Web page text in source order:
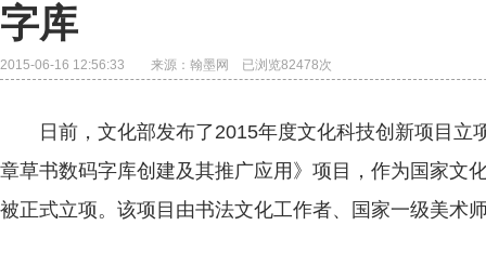
字库
2015-06-16 12:56:33 来源：翰墨网 已浏览82478次
日前，文化部发布了2015年度文化科技创新项目立
章草书数码字库创建及其推广应用》项目，作为国家文
被正式立项。该项目由书法文化工作者、国家一级美术